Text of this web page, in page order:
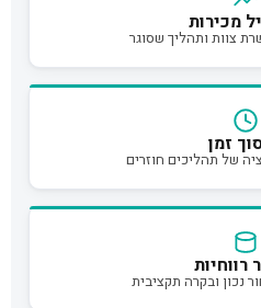
מכירות
צוות ותהליך שסוגר
זמן
נכון ובקרה תקציבית